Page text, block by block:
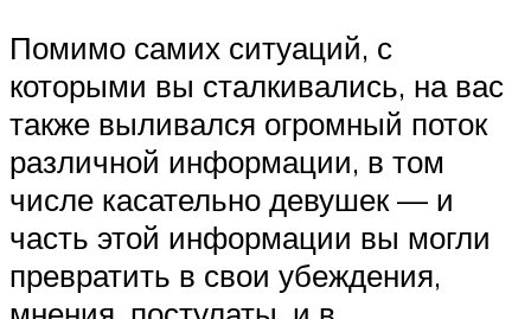
Помимо самих ситуаций, с
которыми вы сталкивались, на вас
также выливался огромный поток
различной информации, в том
числе касательно девушек — и
часть этой информации вы могли
превратить в свои убеждения,